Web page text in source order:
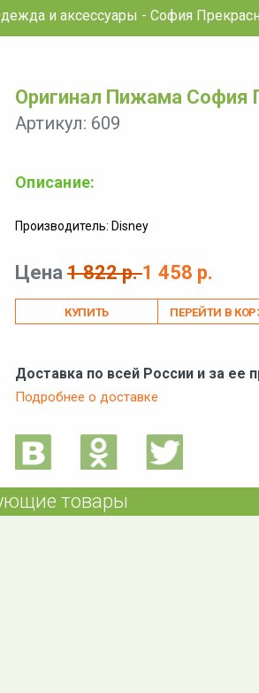
и аксессуары - София
Оригинал Пижама София
Артикул: 609
Описание:
Производитель: Disney
Цена 1 822 р.1 458 р.
ПЕРЕЙТИ В
Доставка по всей России и за ее
Подробнее о доставке
товары